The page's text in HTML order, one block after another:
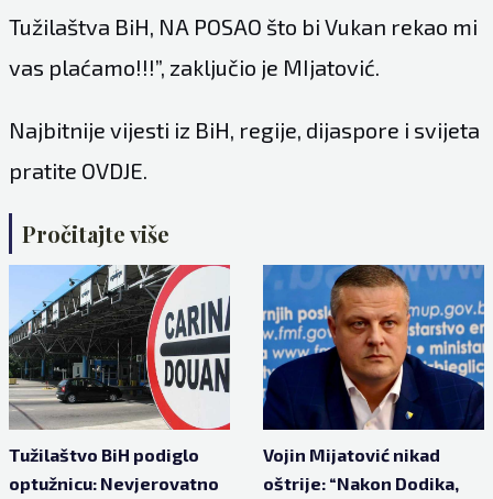
Tužilaštva BiH, NA POSAO što bi Vukan rekao mi
vas plaćamo!!!”, zaključio je MIjatović.
Najbitnije vijesti iz BiH, regije, dijaspore i svijeta
pratite OVDJE.
Pročitajte više
Tužilaštvo BiH podiglo
optužnicu: Nevjerovatno
Vojin Mijatović nikad
oštrije: “Nakon Dodika,